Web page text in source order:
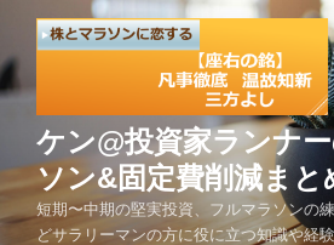
テ
ン
ス
キ
ケン@投資家ランナ
ソン&固定費削減まと
短期〜中期の堅実投資、フルマラソンの
どサラリーマンの方に役に立つ知識や経